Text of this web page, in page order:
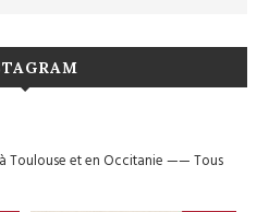
Toulouse et en Occitanie——Tous